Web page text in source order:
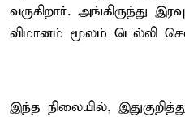
வருகிறார். அங்கிருந்து
விமானம் மூலம் டெல்லி
இந்த நிலையில்,